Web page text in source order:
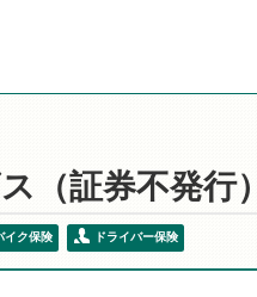
（証券不発行
イク保険 ドライバー保険